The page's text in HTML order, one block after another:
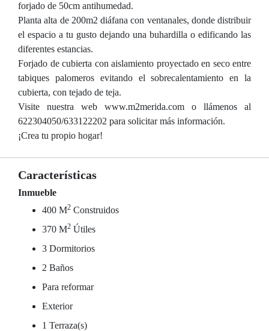
forjado de 50cm antihumedad.
Planta alta de 200m2 diáfana con ventanales, donde distribuir
el espacio a tu gusto dejando una buhardilla o edificando las
diferentes estancias.
Forjado de cubierta con aislamiento proyectado en seco entre
tabiques palomeros evitando el sobrecalentamiento en la
cubierta, con tejado de teja.
Visite nuestra web www.m2merida.com o llámenos al
622304050/633122202 para solicitar más información.
¡Crea tu propio hogar!
Características
Inmueble
400 M2 Construidos
370 M2 Útiles
3 Dormitorios
2 Baños
Para reformar
Exterior
1 Terraza(s)